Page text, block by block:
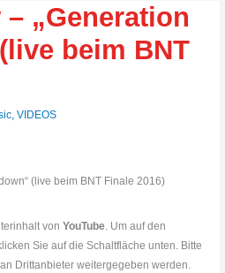
„Generation
beim BNT
,VIDEOS
(live beim BNT Finale 2016)
vonYouTube. Um auf den
Sie auf die Schaltfläche unten. Bitte
Drittanbieter weitergegeben werden.